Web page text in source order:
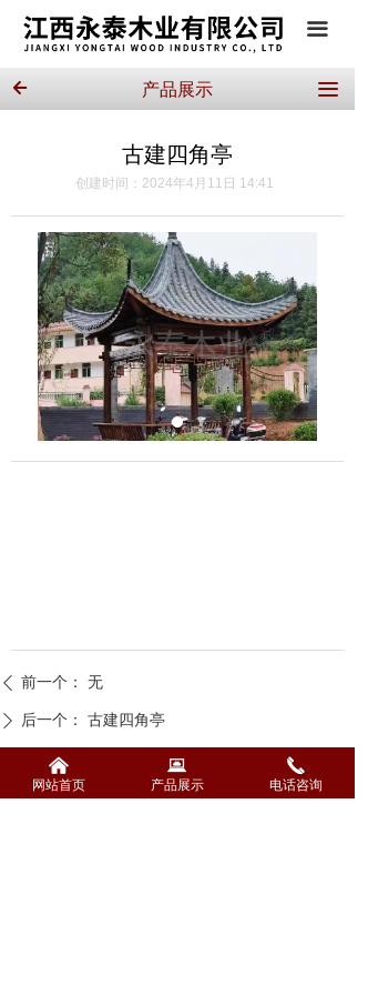
끀
古建四角亭
创建时间： 2024年4月11日 14:41
产品展示
녔 끀
ꄴ 前一个： 无
ꄲ 后一个： 古建四角亭
낀
网站首页
뀵
产品展示
끅
电话咨询